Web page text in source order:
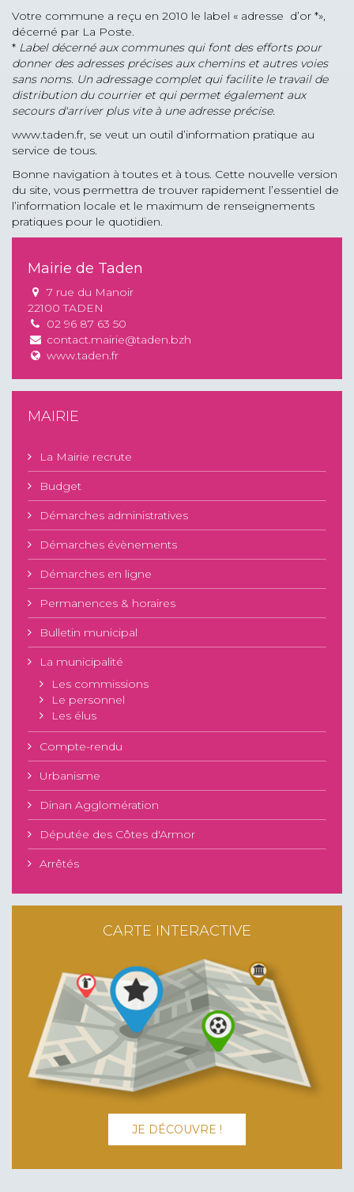
Votre commune a reçu en 2010 le label « adresse d’or *»,
décerné par La Poste.
* Label décerné aux communes qui font des efforts pour
donner des adresses précises aux chemins et autres voies
sans noms. Un adressage complet qui facilite le travail de
distribution du courrier et qui permet également aux
secours d'arriver plus vite à une adresse précise.
www.taden.fr, se veut un outil d’information pratique au
service de tous.
Bonne navigation à toutes et à tous. Cette nouvelle version
du site, vous permettra de trouver rapidement l’essentiel de
l’information locale et le maximum de renseignements
pratiques pour le quotidien.
Mairie de Taden
7 rue du Manoir
22100 TADEN
02 96 87 63 50
contact.mairie@taden.bzh
www.taden.fr
MAIRIE
La Mairie recrute
Budget
Démarches administratives
Démarches évènements
Démarches en ligne
Permanences & horaires
Bulletin municipal
La municipalité
Les commissions
Le personnel
Les élus
Compte-rendu
Urbanisme
Dinan Agglomération
Députée des Côtes d'Armor
Arrêtés
CARTE INTERACTIVE
JE DÉCOUVRE !